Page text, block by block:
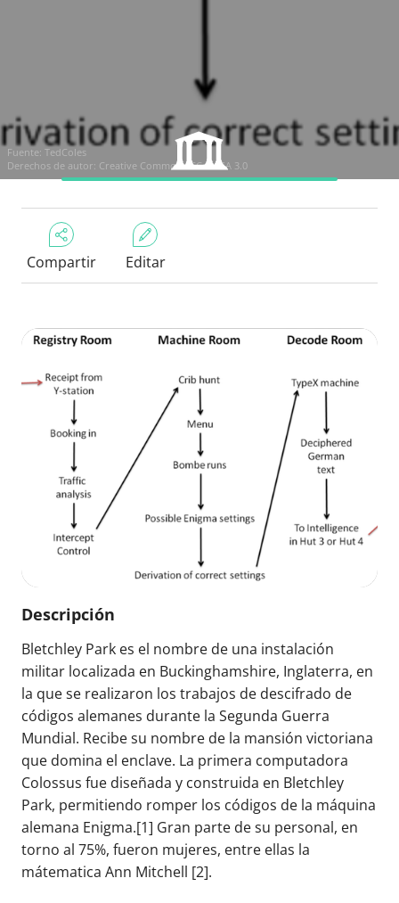
Fuente: TedColes
Derechos de autor: Creative Commons CC BY-SA 3.0
Compartir Editar
Descripción
Bletchley Park es el nombre de una instalación
militar localizada en Buckinghamshire, Inglaterra, en
la que se realizaron los trabajos de descifrado de
códigos alemanes durante la Segunda Guerra
Mundial. Recibe su nombre de la mansión victoriana
que domina el enclave. La primera computadora
Colossus fue diseñada y construida en Bletchley
Park, permitiendo romper los códigos de la máquina
alemana Enigma.[1]​ Gran parte de su personal, en
torno al 75%, fueron mujeres, entre ellas la
mátematica Ann Mitchell [2]​.